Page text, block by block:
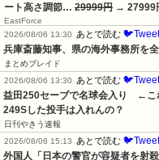
ート高さ調節… 29999円 → 27999
EastForce
2026/08/06 13:30
あとで読む 🐦Tweet
兵庫斎藤知事、県の海外事務所を
まとめブレイド
2026/08/06 13:30
あとで読む 🐦Tweet
益田250セーブで名球会入り　←
249Sした投手は入れんの？
日刊やきう速報
2026/08/06 15:13
あとで読む 🐦Tweet
外国人「日本の警官が容疑者を射